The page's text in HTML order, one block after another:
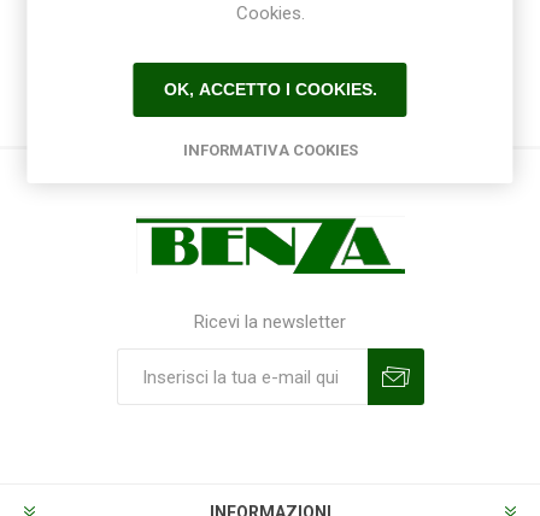
Ricevi la newsletter
Cookies.
OK, ACCETTO I COOKIES.
INFORMATIVA COOKIES